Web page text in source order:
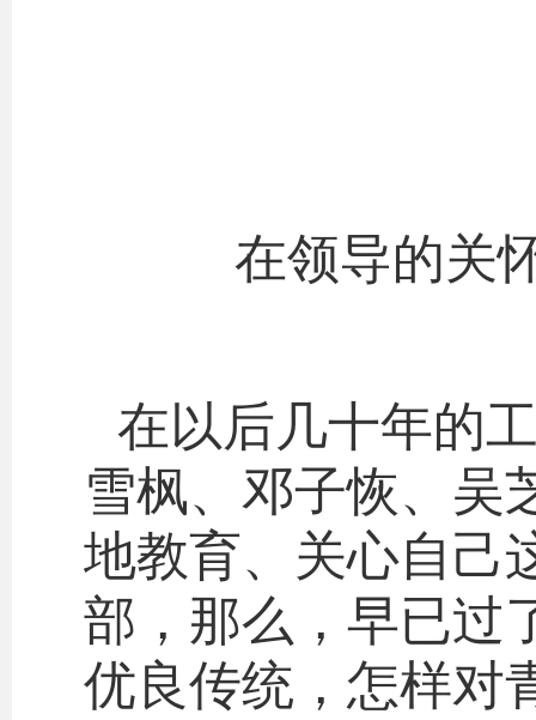
在领导的关
在以后几十年的
雪枫、邓子恢、吴
地教育、关心自己
部，那么，早已过
优良传统，怎样对